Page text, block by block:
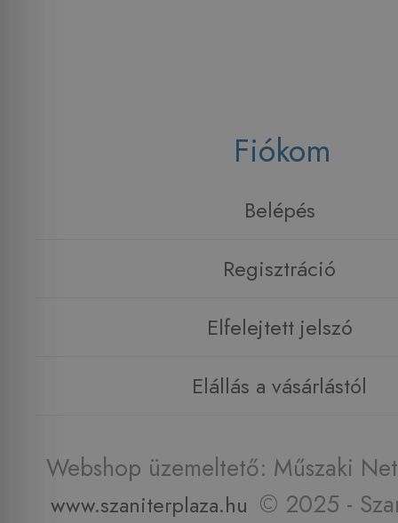
Fiókom
Belépés
Regisztráció
Elfelejtett jelszó
Elállás a vásárlástól
Webshop üzemeltető: Műszaki
www.szaniterplaza.hu © 2025 -